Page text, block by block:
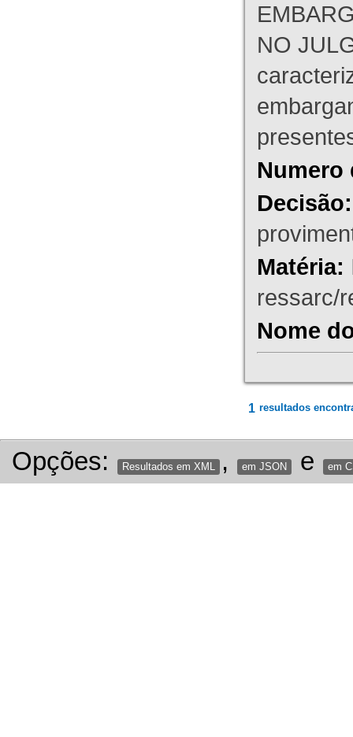
NO
Numero
Decisão:
Matéria:
ressarc/
Nome
1 resultados
Opções: Resultados em XML , em JSON e em